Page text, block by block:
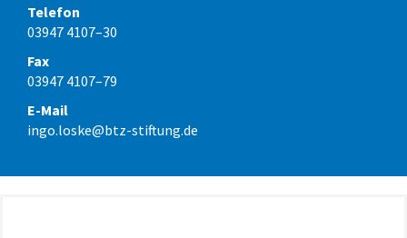
Telefon
03947 4107–30
Fax
03947 4107–79
E-Mail
ingo.loske@btz-stiftung.de